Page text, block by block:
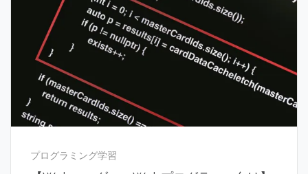
プログラミング学習